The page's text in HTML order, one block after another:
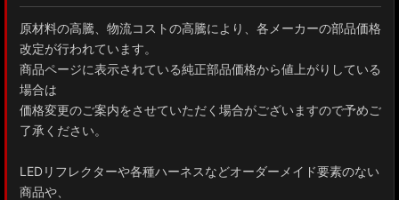
MXPH10/MXPA10/MXBA10/KSP210 ヤリス
MXPJ10/15 MXPB10/15 ヤリスクロス
ZYX10 NGX50 C-HR
AAHH40W/AAHH45W/TAHA40W ヴェルファイア
AAHH40W/AAHH45W/AGH40W アルファード
原材料の高騰、物流コストの高騰により、各メーカーの部品価格
改定が行われています。
商品ページに表示されている純正部品価格から値上がりしている
場合は
価格変更のご案内をさせていただく場合がございますので予めご
了承ください。
LEDリフレクターや各種ハーネスなどオーダーメイド要素のない
商品や、